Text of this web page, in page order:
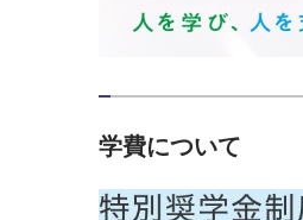
学費について